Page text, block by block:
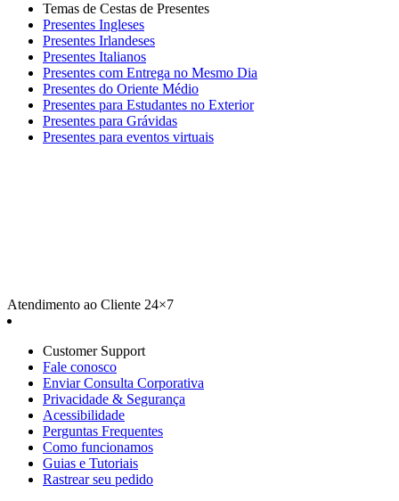
Temas de Cestas de Presentes
Presentes Ingleses
Presentes Irlandeses
Presentes Italianos
Presentes com Entrega no Mesmo Dia
Presentes do Oriente Médio
Presentes para Estudantes no Exterior
Presentes para Grávidas
Presentes para eventos virtuais
Atendimento ao Cliente 24×7
Customer Support
Fale conosco
Enviar Consulta Corporativa
Privacidade & Segurança
Acessibilidade
Perguntas Frequentes
Como funcionamos
Guias e Tutoriais
Rastrear seu pedido